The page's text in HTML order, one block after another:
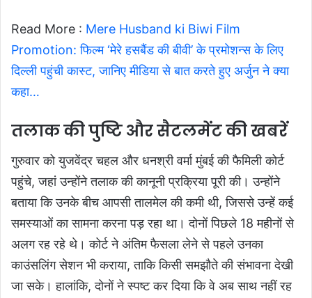
Read More : Mere Husband ki Biwi Film
Promotion: फिल्म ‘मेरे हसबैंड की बीवी’ के प्रमोशन्स के लिए
दिल्ली पहुंची कास्ट, जानिए मीडिया से बात करते हुए अर्जुन ने क्या
कहा…
तलाक की पुष्टि और सैटलमेंट की खबरें
गुरुवार को युजवेंद्र चहल और धनश्री वर्मा मुंबई की फैमिली कोर्ट
पहुंचे, जहां उन्होंने तलाक की कानूनी प्रक्रिया पूरी की। उन्होंने
बताया कि उनके बीच आपसी तालमेल की कमी थी, जिससे उन्हें कई
समस्याओं का सामना करना पड़ रहा था। दोनों पिछले 18 महीनों से
अलग रह रहे थे। कोर्ट ने अंतिम फैसला लेने से पहले उनका
काउंसलिंग सेशन भी कराया, ताकि किसी समझौते की संभावना देखी
जा सके। हालांकि, दोनों ने स्पष्ट कर दिया कि वे अब साथ नहीं रह